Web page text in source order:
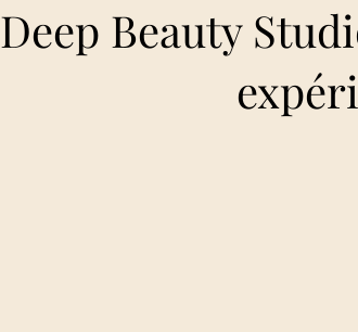
Deep Beauty